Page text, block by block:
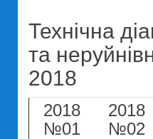
Технічна
та
2018
2018
№01
2018
№02